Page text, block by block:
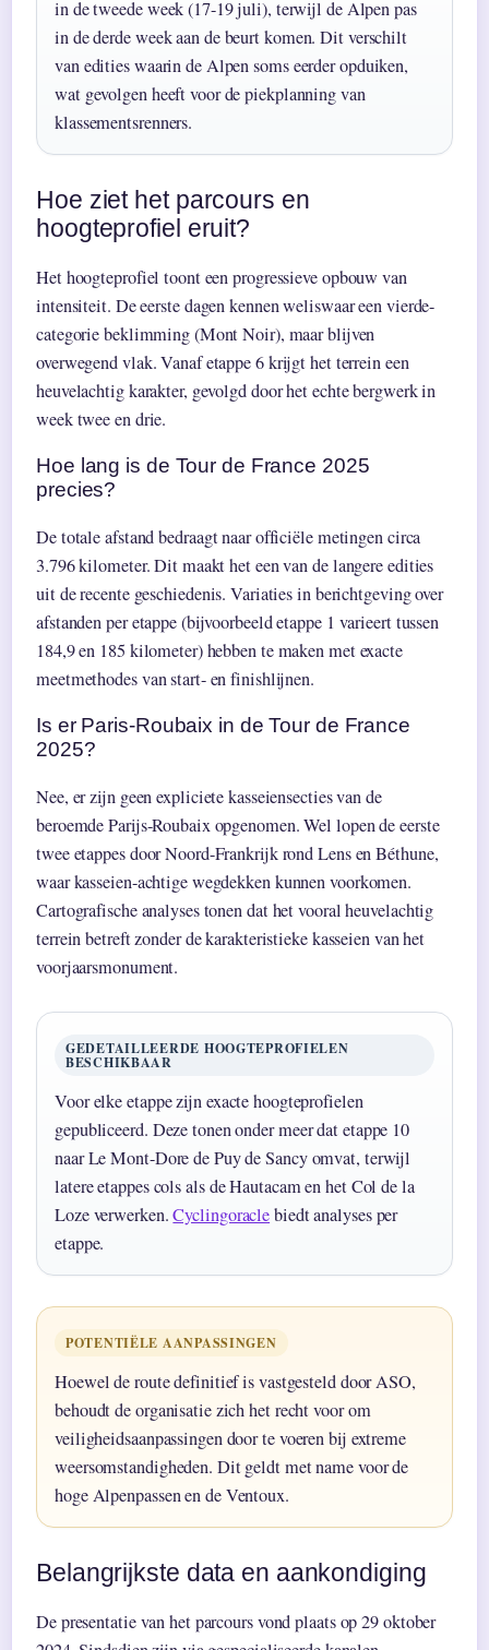
in de tweede week (17-19 juli), terwijl de Alpen pas
in de derde week aan de beurt komen. Dit verschilt
van edities waarin de Alpen soms eerder opduiken,
wat gevolgen heeft voor de piekplanning van
klassementsrenners.
Hoe ziet het parcours en
hoogteprofiel eruit?
Het hoogteprofiel toont een progressieve opbouw van
intensiteit. De eerste dagen kennen weliswaar een vierde-
categorie beklimming (Mont Noir), maar blijven
overwegend vlak. Vanaf etappe 6 krijgt het terrein een
heuvelachtig karakter, gevolgd door het echte bergwerk in
week twee en drie.
Hoe lang is de Tour de France 2025
precies?
De totale afstand bedraagt naar officiële metingen circa
3.796 kilometer. Dit maakt het een van de langere edities
uit de recente geschiedenis. Variaties in berichtgeving over
afstanden per etappe (bijvoorbeeld etappe 1 varieert tussen
184,9 en 185 kilometer) hebben te maken met exacte
meetmethodes van start- en finishlijnen.
Is er Paris-Roubaix in de Tour de France
2025?
Nee, er zijn geen expliciete kasseiensecties van de
beroemde Parijs-Roubaix opgenomen. Wel lopen de eerste
twee etappes door Noord-Frankrijk rond Lens en Béthune,
waar kasseien-achtige wegdekken kunnen voorkomen.
Cartografische analyses tonen dat het vooral heuvelachtig
terrein betreft zonder de karakteristieke kasseien van het
voorjaarsmonument.
GEDETAILLEERDE HOOGTEPROFIELEN
BESCHIKBAAR
Voor elke etappe zijn exacte hoogteprofielen
gepubliceerd. Deze tonen onder meer dat etappe 10
naar Le Mont-Dore de Puy de Sancy omvat, terwijl
latere etappes cols als de Hautacam en het Col de la
Loze verwerken.Cyclingoraclebiedt analyses per
etappe.
POTENTIËLE AANPASSINGEN
Hoewel de route definitief is vastgesteld door ASO,
behoudt de organisatie zich het recht voor om
veiligheidsaanpassingen door te voeren bij extreme
weersomstandigheden. Dit geldt met name voor de
hoge Alpenpassen en de Ventoux.
Belangrijkste data en aankondiging
De presentatie van het parcours vond plaats op 29 oktober